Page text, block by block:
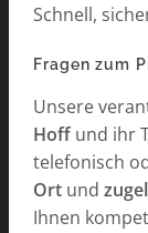
Schnell,
Fragen zum
Unsere
Hoffund ihr
telefonisch
Ort und
Ihnen